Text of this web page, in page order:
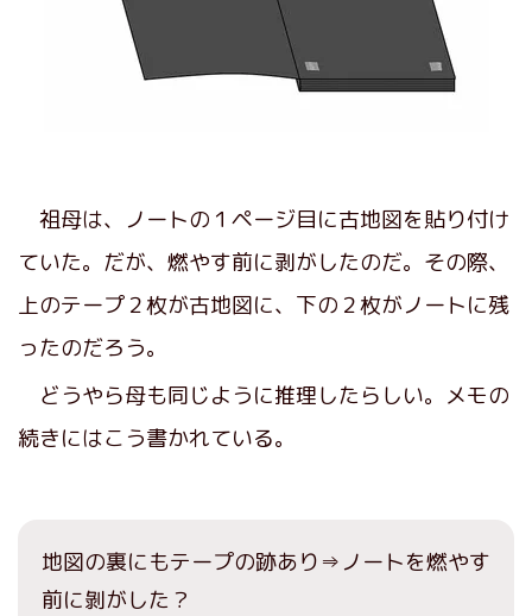
祖母は、ノートの１ページ目に古地図を貼り付け
ていた。だが、燃やす前に剥がしたのだ。その際、
上のテープ２枚が古地図に、下の２枚がノートに残
ったのだろう。
どうやら母も同じように推理したらしい。メモの
続きにはこう書かれている。
地図の裏にもテープの跡あり⇒ノートを燃やす
前に剝がした？